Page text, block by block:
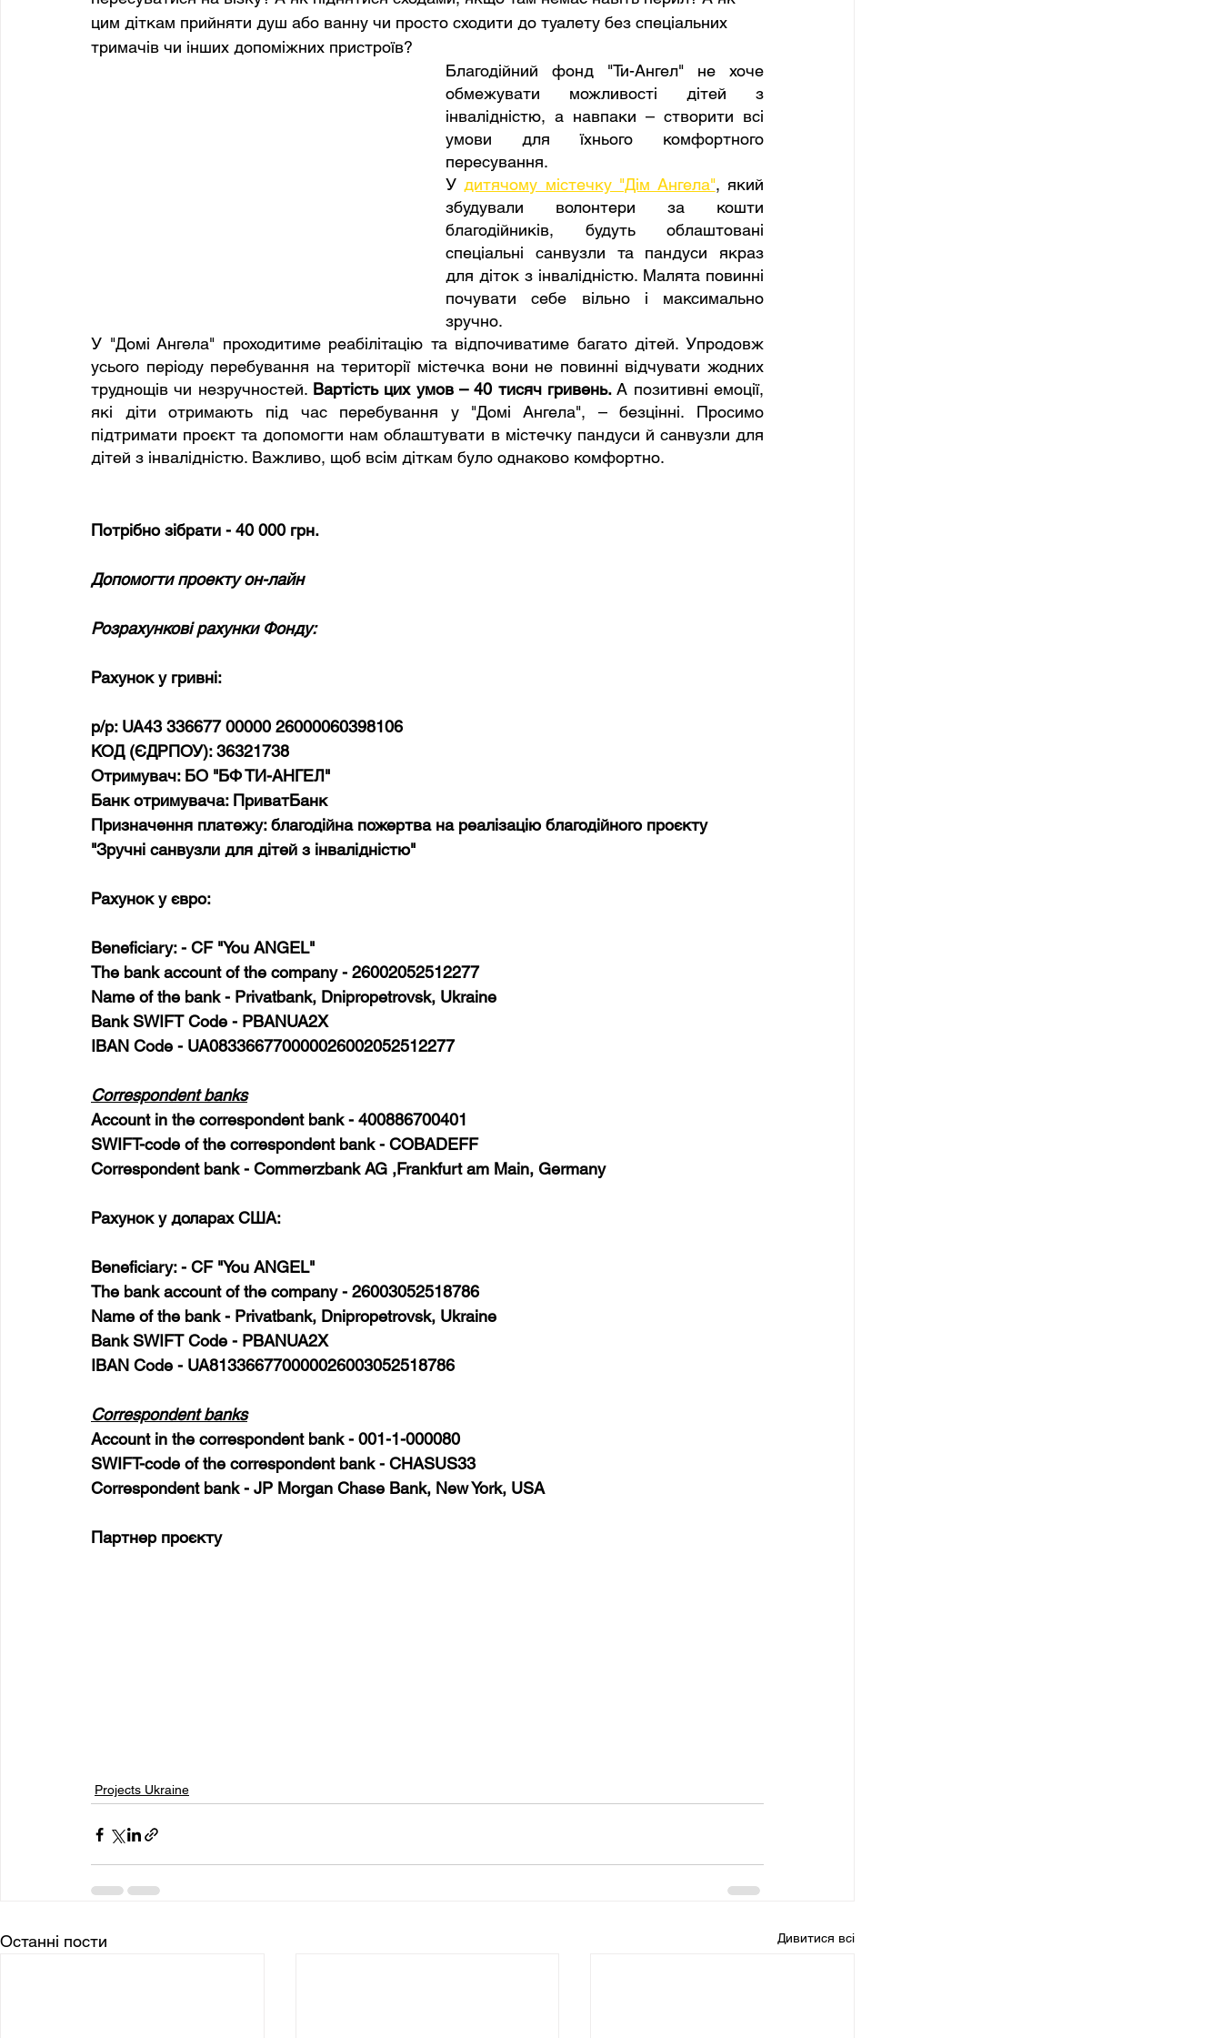
цим діткам прийняти душ або ванну чи просто сходити до туалету без спеціальних
тримачів чи інших допоміжних пристроїв?
Благодійний фонд "Ти-Ангел" не хоче
обмежувати можливості дітей з
інвалідністю, а навпаки – створити всі
умови для їхнього комфортного
пересування.
У дитячому містечку "Дім Ангела", який
збудували волонтери за кошти
благодійників, будуть облаштовані
спеціальні санвузли та пандуси якраз
для діток з інвалідністю. Малята повинні
почувати себе вільно і максимально
зручно.
У "Домі Ангела" проходитиме реабілітацію та відпочиватиме багато дітей. Упродовж
усього періоду перебування на території містечка вони не повинні відчувати жодних
труднощів чи незручностей. Вартість цих умов – 40 тисяч гривень. А позитивні емоції,
які діти отримають під час перебування у "Домі Ангела", – безцінні. Просимо
підтримати проєкт та допомогти нам облаштувати в містечку пандуси й санвузли для
дітей з інвалідністю. Важливо, щоб всім діткам було однаково комфортно.
Потрібно зібрати - 40 000 грн.
Допомогти проекту он-лайн
Розрахункові рахунки Фонду:
Рахунок у гривні:
р/р: UA43 336677 00000 26000060398106
КОД (ЄДРПОУ): 36321738
Отримувач: БО "БФ ТИ-АНГЕЛ"
Банк отримувача: ПриватБанк
Призначення платежу: благодійна пожертва на реалізацію благодійного проєкту
"Зручні санвузли для дітей з інвалідністю"
Рахунок у євро:
Beneficiary: - CF "You ANGEL"
The bank account of the company - 26002052512277
Name of the bank - Privatbank, Dnipropetrovsk, Ukraine
Bank SWIFT Code - PBANUA2X
IBAN Code - UA083366770000026002052512277
Correspondent banks
Account in the correspondent bank - 400886700401
SWIFT-code of the correspondent bank - COBADEFF
Correspondent bank - Commerzbank AG ,Frankfurt am Main, Germany
Рахунок у доларах США:
Beneficiary: - CF "You ANGEL"
The bank account of the company - 26003052518786
Name of the bank - Privatbank, Dnipropetrovsk, Ukraine
Bank SWIFT Code - PBANUA2X
IBAN Code - UA813366770000026003052518786
Correspondent banks
Account in the correspondent bank - 001-1-000080
SWIFT-code of the correspondent bank - CHASUS33
Correspondent bank - JP Morgan Chase Bank, New York, USA
Партнер проєкту
Projects Ukraine
Останні пости Дивитися всі